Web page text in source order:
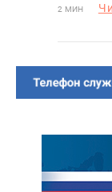
2 МИН